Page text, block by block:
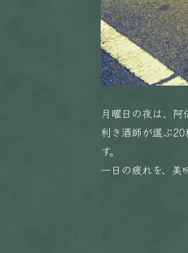
月曜日の夜は、
利き酒師が選ぶ
す。
一日の疲れを、美